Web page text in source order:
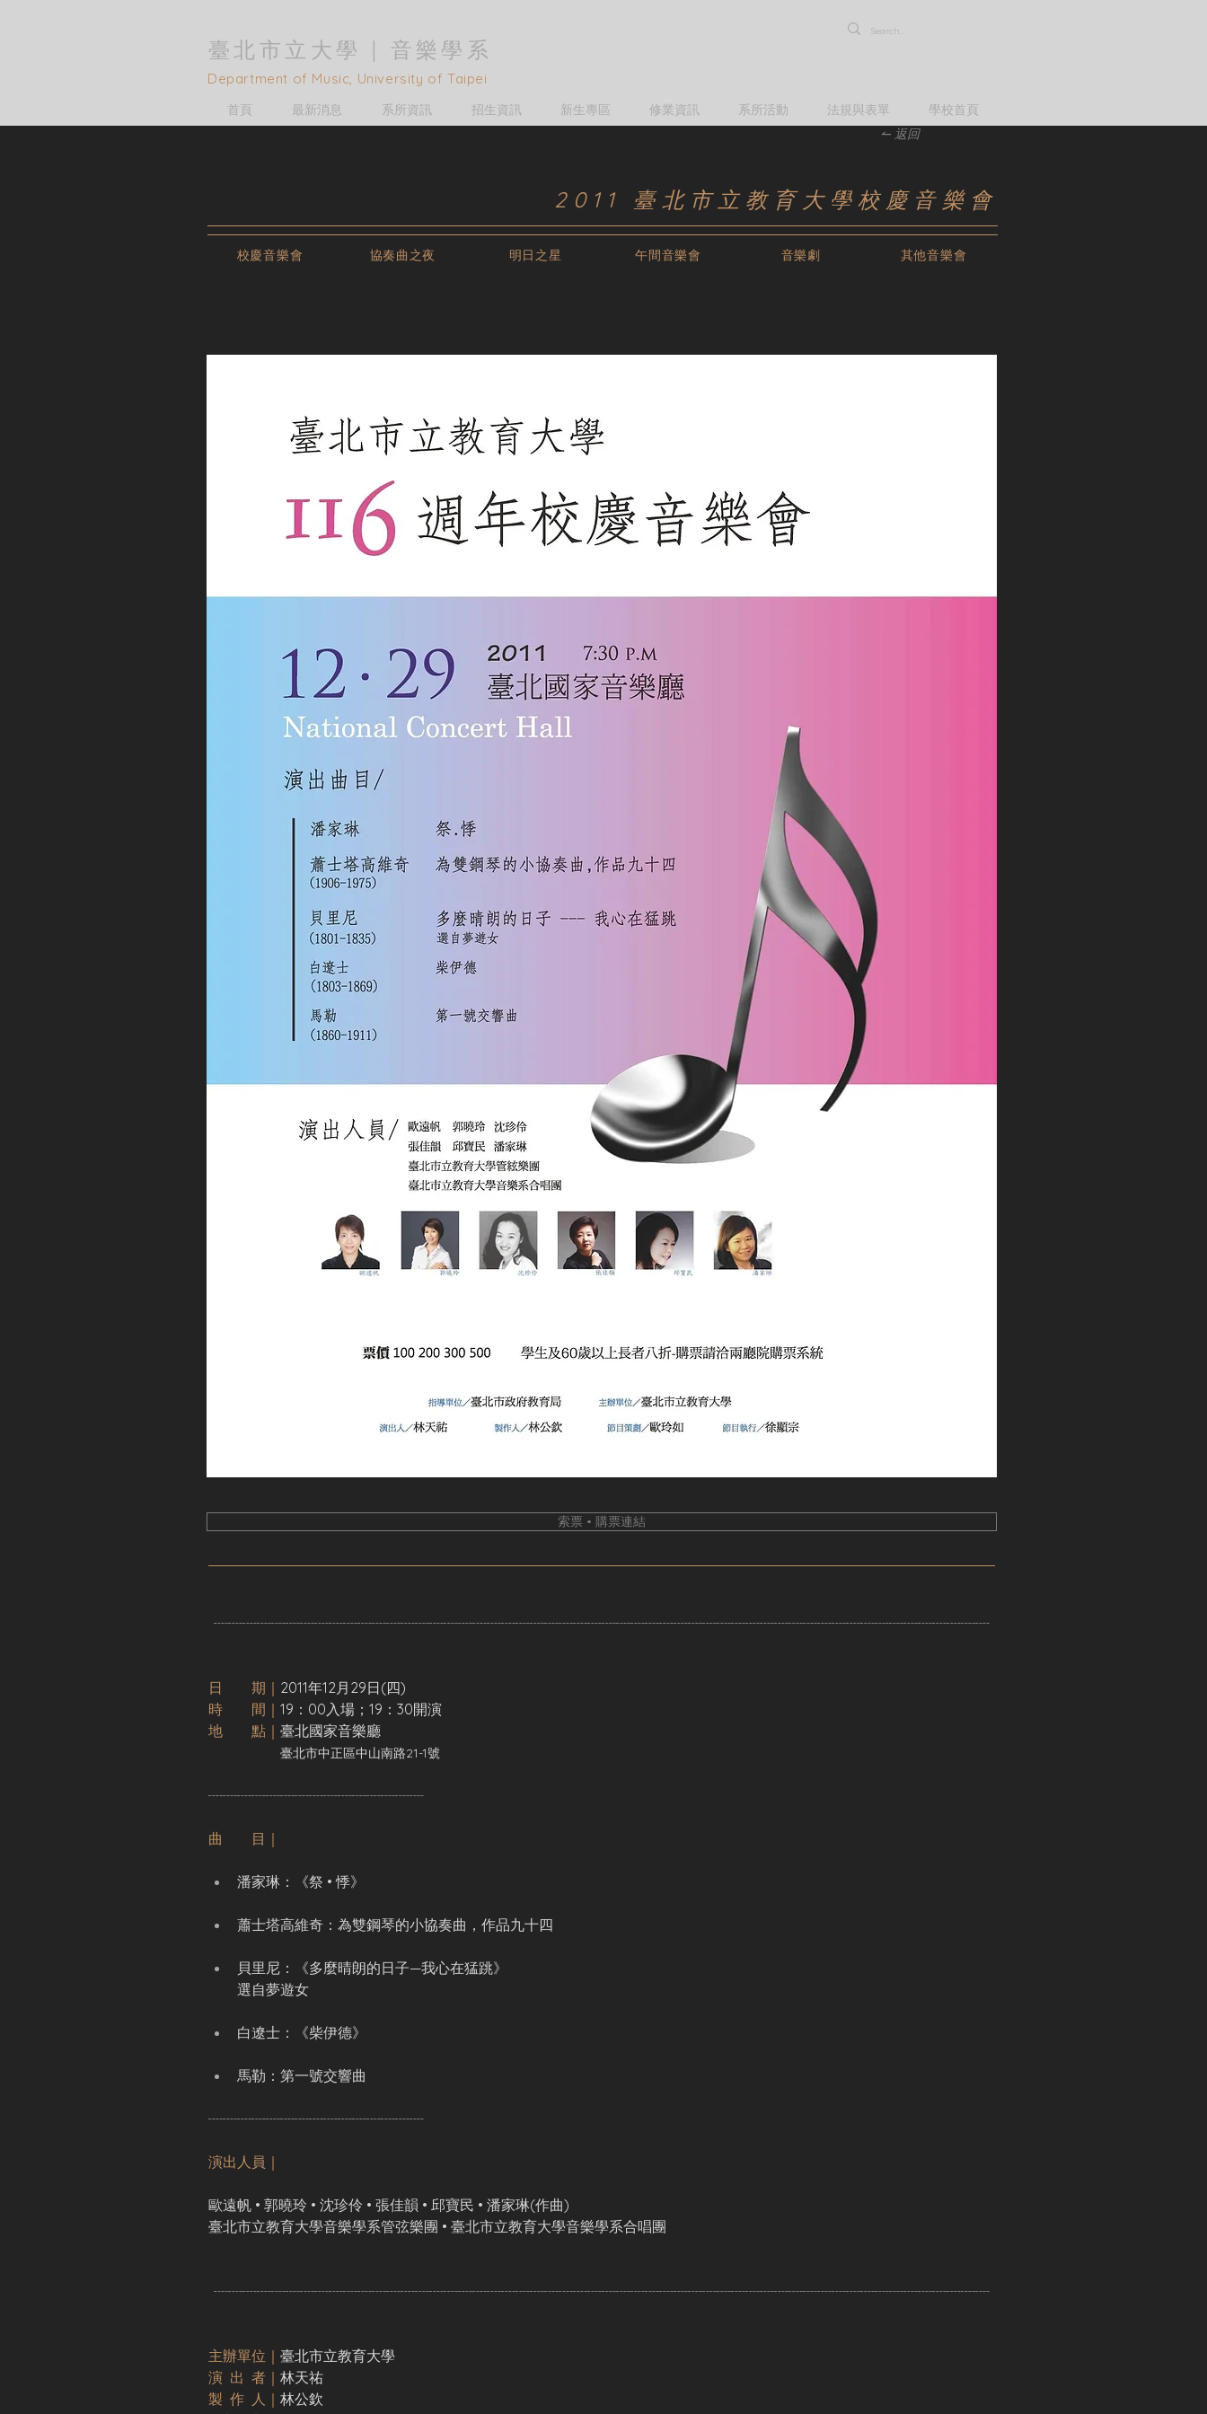
Department of Music, University of Taipei
臺北市立大學 | 音樂學 系
首頁 最新消息 系所資訊 招生資訊 新生專區 修業資訊 系所活動 法規與表單
學校首頁
↼ 返回
2011 臺北市立教育大學校慶音樂會
校慶音樂會 協奏曲之夜 明日之星 午間音樂會 音樂劇 其他音樂會
索票 • 購票連結
┈┈┈┈┈┈┈┈┈┈┈┈┈┈┈┈┈┈┈┈┈┈┈┈┈┈┈┈┈┈┈┈┈┈┈┈┈┈┈┈┈┈┈┈┈┈┈┈┈┈┈┈┈┈
日　　期｜ 2011年12月29日(四)
時　　間｜ 19：00入場；19：30開演
地　　點｜ 臺北國家音樂廳
臺北市中正區中山南路21-1號
┈┈┈┈┈┈┈┈┈┈┈┈┈┈┈
曲　　目｜
潘家琳：《祭 • 悸》
蕭士塔高維奇：為雙鋼琴的小協奏曲，作品九十四
貝里尼：《多麼晴朗的日子—我心在猛跳》
選自夢遊女
白遼士：《柴伊德》
馬勒：第一號交響曲
┈┈┈┈┈┈┈┈┈┈┈┈┈┈┈
演出人員｜
歐遠帆 • 郭曉玲 • 沈珍伶 • 張佳韻 • 邱寶民 • 潘家琳(作曲)
臺北市立教育大學音樂學系管弦樂團 • 臺北市立教育大學音樂學系合唱團
┈┈┈┈┈┈┈┈┈┈┈┈┈┈┈┈┈┈┈┈┈┈┈┈┈┈┈┈┈┈┈┈┈┈┈┈┈┈┈┈┈┈┈┈┈┈┈┈┈┈┈┈┈┈
主辦單位｜ 臺北市立教育大學
演  出  者｜ 林天祐
製  作  人｜ 林公欽